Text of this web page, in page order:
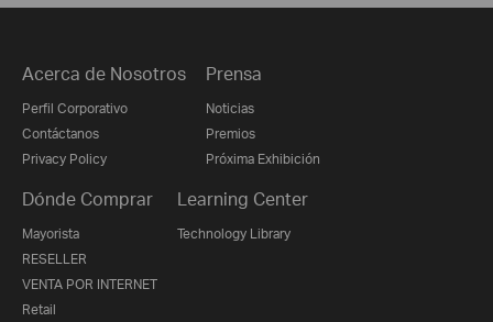
Acerca de Nosotros
Perfil Corporativo
Contáctanos
Privacy Policy
Prensa
Noticias
Premios
Próxima Exhibición
Dónde Comprar
Mayorista
RESELLER
VENTA POR INTERNET
Retail
Learning Center
Technology Library